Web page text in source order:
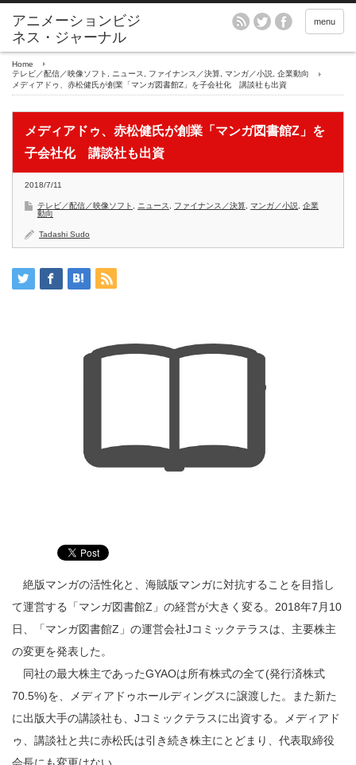
アニメーションビジ
ネス・ジャーナル
menu
Home
テレビ／配信／映像ソフト
ニュース ファイナンス／決算 マンガ／小説
企業動向
メディアドゥ、赤松健氏が創業「マンガ図書館Z」を子会社化 講談社も出資
メディアドゥ、赤松健氏が創業「マンガ図書館Z」を
子会社化 講談社も出資
2018/7/11
テレビ／配信／映像ソフト ニュース ファイナンス／決算 マンガ／小説
企業
動向
Tadashi Sudo
絶版マンガの活性化と、海賊版マンガに対抗することを目指し
て運営する「マンガ図書館Z」の経営が大きく変る。2018年7月10
日、「マンガ図書館Z」の運営会社Jコミックテラスは、主要株主
の変更を発表した。
同社の最大株主であったGYAOは所有株式の全て(発行済株式
70.5%)を、メディアドゥホールディングスに譲渡した。また新た
に出版大手の講談社も、Jコミックテラスに出資する。メディアド
ゥ、講談社と共に赤松氏は引き続き株主にとどまり、代表取締役
会長にも変更はない。